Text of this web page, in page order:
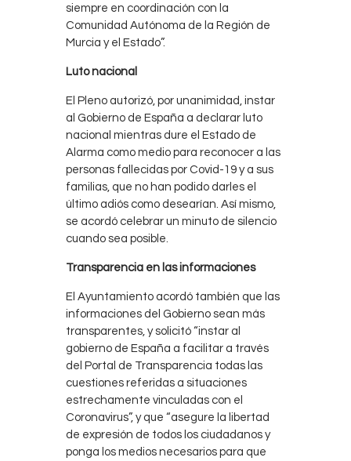
siempre en coordinación con la
Comunidad Autónoma de la Región de
Murcia y el Estado”.
Luto nacional
El Pleno autorizó, por unanimidad, instar
al Gobierno de España a declarar luto
nacional mientras dure el Estado de
Alarma como medio para reconocer a las
personas fallecidas por Covid-19 y a sus
familias, que no han podido darles el
último adiós como desearían. Así mismo,
se acordó celebrar un minuto de silencio
cuando sea posible.
Transparencia en las informaciones
El Ayuntamiento acordó también que las
informaciones del Gobierno sean más
transparentes, y solicitó “instar al
gobierno de España a facilitar a través
del Portal de Transparencia todas las
cuestiones referidas a situaciones
estrechamente vinculadas con el
Coronavirus”, y que “asegure la libertad
de expresión de todos los ciudadanos y
ponga los medios necesarios para que